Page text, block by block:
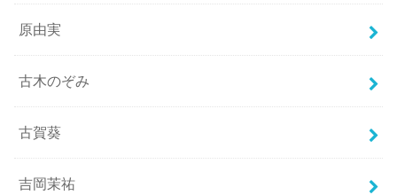
原由実
古木のぞみ
古賀葵
吉岡茉祐